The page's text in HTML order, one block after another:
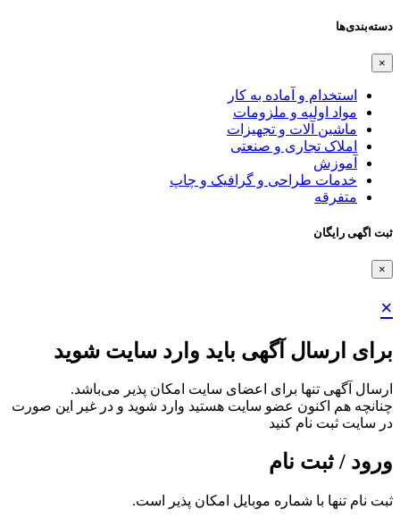
دسته‌بندی‌ها
×
استخدام و آماده به کار
مواد اولیه و ملزومات
ماشین آلات و تجهیزات
املاک تجاری و صنعتی
آموزش
خدمات طراحی و گرافیک و چاپ
متفرقه
ثبت اگهی رایگان
×
×
برای ارسال آگهی باید وارد سایت شوید
ارسال آگهی تنها برای اعضای سایت امکان پذیر می‌باشد.
چنانچه هم‌ اکنون عضو سایت هستید وارد شوید و در غیر این صورت
در سایت ثبت نام کنید
ورود / ثبت نام
ثبت نام تنها با شماره موبایل امکان پذیر است.